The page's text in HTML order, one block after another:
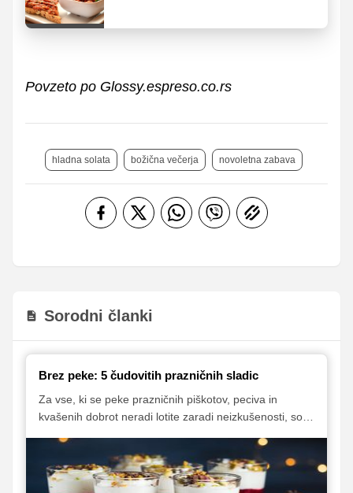
Povzeto po Glossy.espreso.co.rs
hladna solata božična večerja novoletna zabava
Sorodni članki
Brez peke: 5 čudovitih prazničnih sladic
Za vse, ki se peke prazničnih piškotov, peciva in
kvašenih dobrot neradi lotite zaradi neizkušenosti, so
uporabe pečice. Izbira takšnih sladic je pestra in
raznolika tudi v času praznikov, saj so nam na voljo
številni recepti, ki jih lahko pripravite tako za zabavo kot